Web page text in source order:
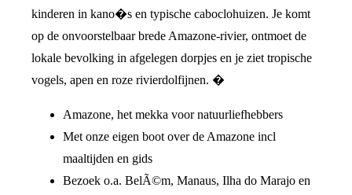
kinderen in kano�s en typische caboclohuizen. Je komt
op de onvoorstelbaar brede Amazone-rivier, ontmoet de
lokale bevolking in afgelegen dorpjes en je ziet tropische
vogels, apen en roze rivierdolfijnen. �
Amazone, het mekka voor natuurliefhebbers
Met onze eigen boot over de Amazone incl
maaltijden en gids
Bezoek o.a. BelÃ©m, Manaus, Ilha do Marajo en